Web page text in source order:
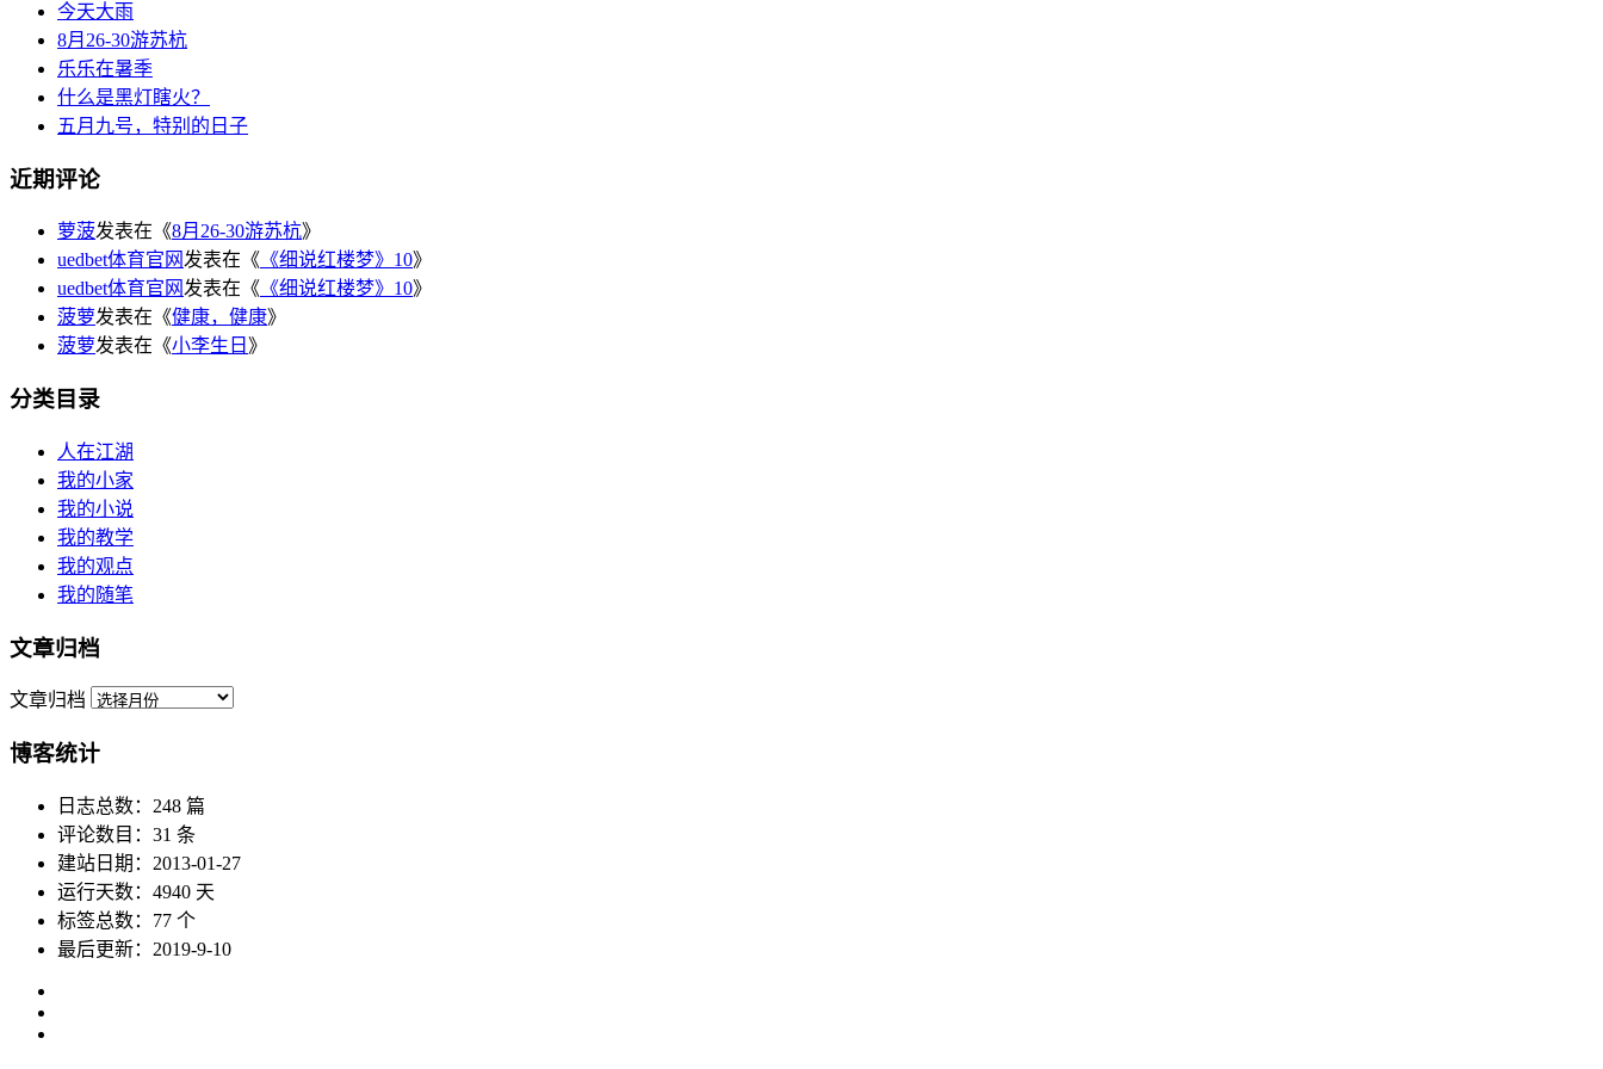
今天大雨
8月26-30游苏杭
乐乐在暑季
什么是黑灯瞎火？
五月九号，特别的日子
近期评论
萝菠发表在《8月26-30游苏杭》
uedbet体育官网发表在《 《细说红楼梦》10》
uedbet体育官网发表在《 《细说红楼梦》10》
菠萝发表在《健康，健康》
菠萝发表在《小李生日 》
分类目录
人在江湖
我的小家
我的小说
我的教学
我的观点
我的随笔
文章归档
文章归档
博客统计
日志总数：248 篇
评论数目：31 条
建站日期：2013-01-27
运行天数：4940 天
标签总数：77 个
最后更新：2019-9-10